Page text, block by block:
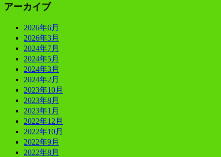
アーカイブ
2026年6月
2026年3月
2024年7月
2024年5月
2024年3月
2024年2月
2023年10月
2023年8月
2023年1月
2022年12月
2022年10月
2022年9月
2022年8月